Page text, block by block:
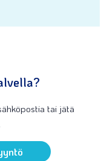
tai jätä